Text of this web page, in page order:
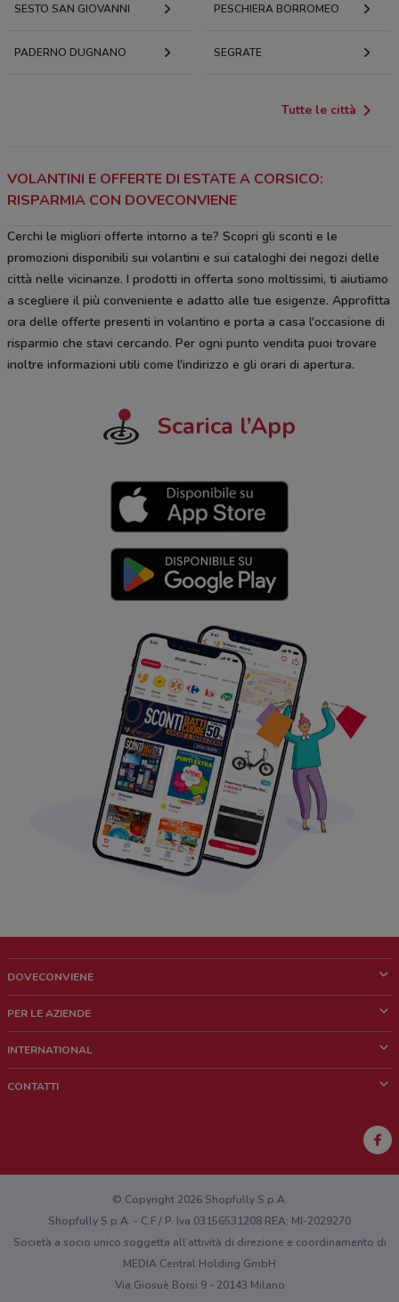
SESTO SAN GIOVANNI PESCHIERA BORROMEO
PADERNO DUGNANO SEGRATE
Tutte le città
VOLANTINI E OFFERTE DI ESTATE A CORSICO:
RISPARMIA CON DOVECONVIENE
Cerchi le migliori offerte intorno a te? Scopri gli sconti e le
promozioni disponibili sui volantini e sui cataloghi dei negozi delle
città nelle vicinanze. I prodotti in offerta sono moltissimi, ti aiutiamo
a scegliere il più conveniente e adatto alle tue esigenze. Approfitta
ora delle offerte presenti in volantino e porta a casa l'occasione di
risparmio che stavi cercando. Per ogni punto vendita puoi trovare
inoltre informazioni utili come l'indirizzo e gli orari di apertura.
Scarica l’App
DOVECONVIENE
Chi siamo
Lavora con noi
PER LE AZIENDE
Richieste commerciali e marketing
INTERNATIONAL
CONTATTI
Hai un malfunzionamento sul web o sull'app?
© Copyright 2026 Shopfully S.p.A.
Shopfully S.p.A. - C.F / P. Iva 03156531208 REA: MI-2029270
Società a socio unico soggetta all’attività di direzione e coordinamento di
MEDIA Central Holding GmbH
Via Giosuè Borsi 9 - 20143 Milano